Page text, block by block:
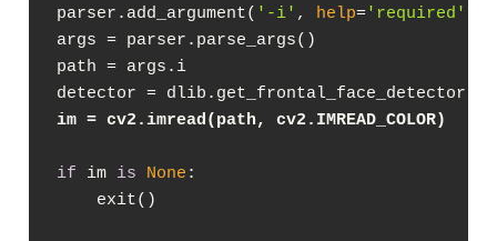
parser.add_argument( '-i' , help='required'
args = parser.parse_args()
path = args.i
im = cv2.imread(path, cv2.IMREAD_COLOR)
if im is None :
    exit()